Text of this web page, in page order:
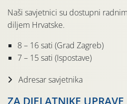
Naši savjetnici su dostupni
diljem Hrvatske.
8 – 16 sati (Grad Zagreb)
7 – 15 sati (Ispostave)
Adresar savjetnika
ZA DJELATNIKE UPRAVE